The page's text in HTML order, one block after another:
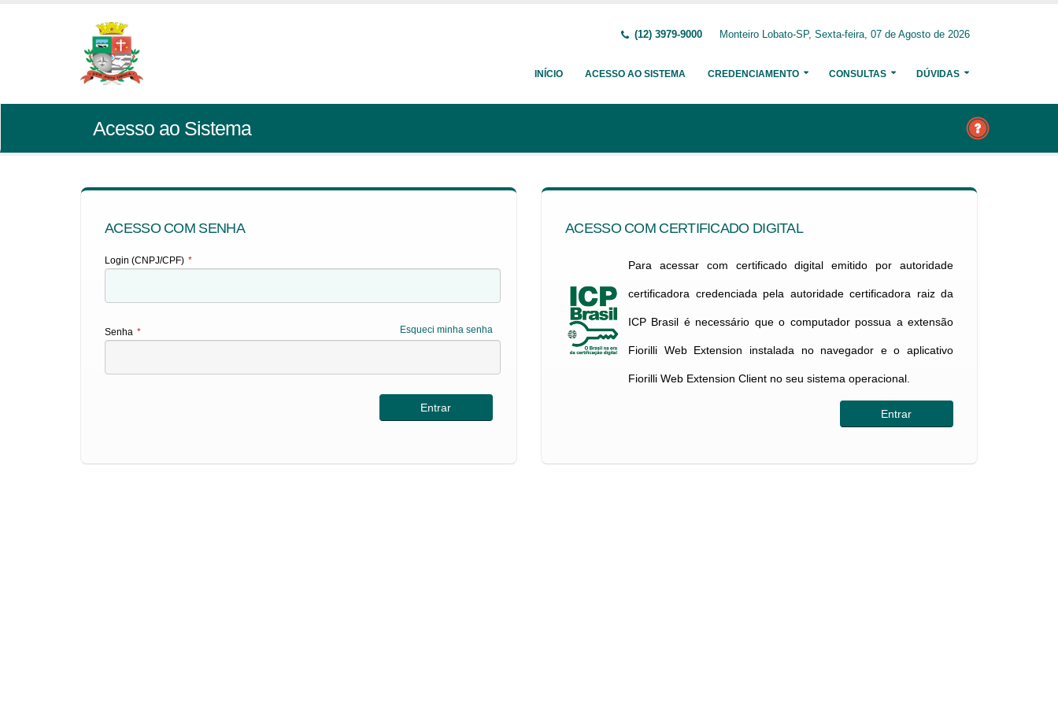
(12) 3979-9000 Monteiro Lobato-SP, Sexta-feira, 07 de Agosto de 2026
INÍCIO ACESSO AO SISTEMA CREDENCIAMENTO CONSULTAS DÚVIDAS
Acesso ao Sistema
ACESSO COM SENHA
Login (CNPJ/CPF) *
Esqueci minha senha
Senha *
ACESSO COM CERTIFICADO DIGITAL
Para acessar com certificado digital emitido por autoridade
certificadora credenciada pela autoridade certificadora raiz da
ICP Brasil é necessário que o computador possua a extensão
Fiorilli Web Extension instalada no navegador e o aplicativo
Fiorilli Web Extension Client no seu sistema operacional.